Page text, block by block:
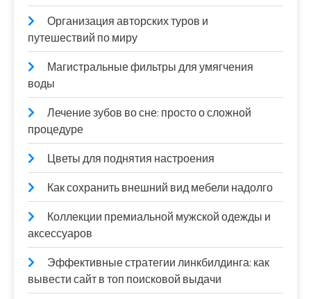
Организация авторских туров и
путешествий по миру
Магистральные фильтры для умягчения
воды
Лечение зубов во сне: просто о сложной
процедуре
Цветы для поднятия настроения
Как сохранить внешний вид мебели надолго
Коллекции премиальной мужской одежды и
аксессуаров
Эффективные стратегии линкбилдинга: как
вывести сайт в топ поисковой выдачи